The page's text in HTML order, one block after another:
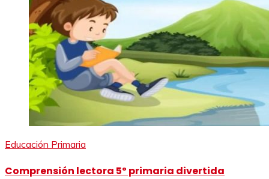
Educación Primaria
Comprensión lectora 5º primaria divertida